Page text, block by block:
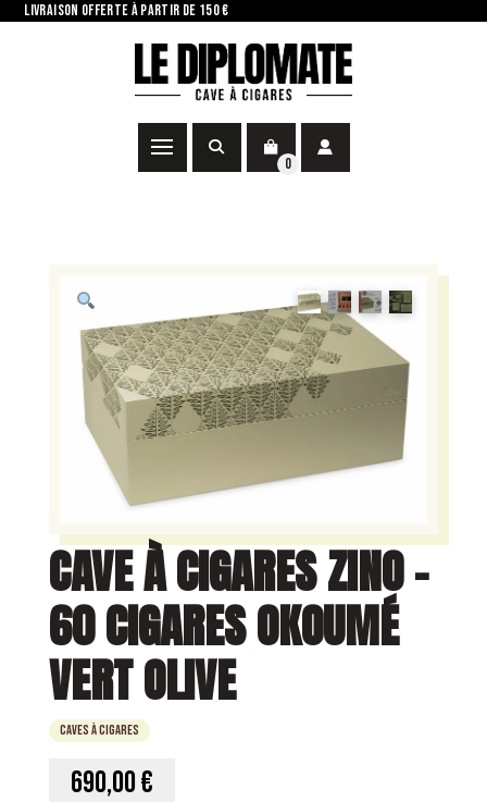
LIVRAISON OFFERTE À PARTIR DE 150 €
0
CAVE À CIGARES ZINO –
60 CIGARES OKOUMÉ
VERT OLIVE
Caves à Cigares
690,00 €